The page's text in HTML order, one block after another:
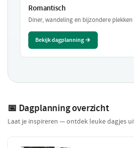
Romantisch
Diner, wandeling en bijzondere
Bekijk dagplanning →
📅 Dagplanning overzicht
Laat je inspireren — ontdek leuke dagjes